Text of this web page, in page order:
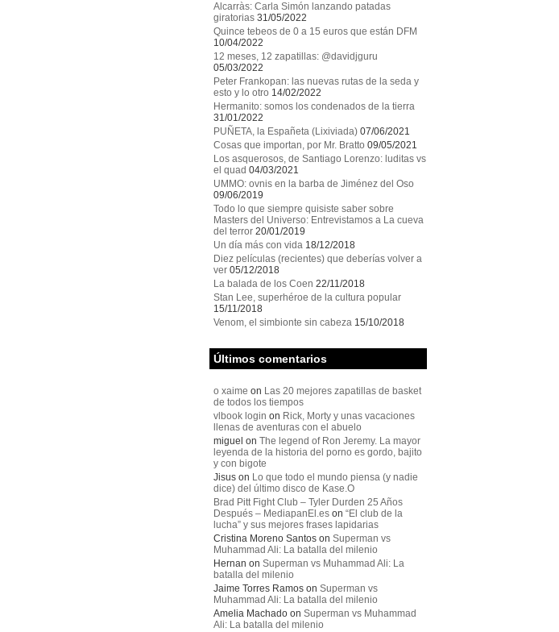
Alcarràs: Carla Simón lanzando patadas
giratorias 31/05/2022
Quince tebeos de 0 a 15 euros que están DFM
10/04/2022
12 meses, 12 zapatillas: @davidjguru
05/03/2022
Peter Frankopan: las nuevas rutas de la seda y
esto y lo otro 14/02/2022
Hermanito: somos los condenados de la tierra
31/01/2022
PUÑETA, la Españeta (Lixiviada) 07/06/2021
Cosas que importan, por Mr. Bratto 09/05/2021
Los asquerosos, de Santiago Lorenzo: luditas vs
el quad 04/03/2021
UMMO: ovnis en la barba de Jiménez del Oso
09/06/2019
Todo lo que siempre quisiste saber sobre
Masters del Universo: Entrevistamos a La cueva
del terror 20/01/2019
Un día más con vida 18/12/2018
Diez películas (recientes) que deberías volver a
ver 05/12/2018
La balada de los Coen 22/11/2018
Stan Lee, superhéroe de la cultura popular
15/11/2018
Venom, el simbionte sin cabeza 15/10/2018
Últimos comentarios
o xaime on Las 20 mejores zapatillas de basket
de todos los tiempos
vlbook login on Rick, Morty y unas vacaciones
llenas de aventuras con el abuelo
miguel on The legend of Ron Jeremy. La mayor
leyenda de la historia del porno es gordo, bajito
y con bigote
Jisuson Lo que todo el mundo piensa (y nadie
dice) del último disco de Kase.O
Brad Pitt Fight Club – Tyler Durden 25 Años
Después – MediapanEl.eson “El club de la
lucha” y sus mejores frases lapidarias
Cristina Moreno Santoson Superman vs
Muhammad Ali: La batalla del milenio
Hernan on Superman vs Muhammad Ali: La
batalla del milenio
Jaime Torres Ramoson Superman vs
Muhammad Ali: La batalla del milenio
Amelia Machadoon Superman vs Muhammad
Ali: La batalla del milenio